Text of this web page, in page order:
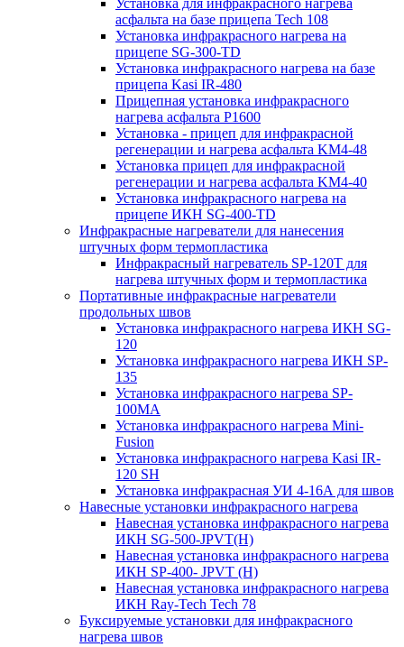
Установка для инфракрасного нагрева
асфальта на базе прицепа Tech 108
Установка инфракрасного нагрева на
прицепе SG-300-TD
Установка инфракрасного нагрева на базе
прицепа Kasi IR-480
Прицепная установка инфракрасного
нагрева асфальта P1600
Установка - прицеп для инфракрасной
регенерации и нагрева асфальта KM4-48
Установка прицеп для инфракрасной
регенерации и нагрева асфальта KM4-40
Установка инфракрасного нагрева на
прицепе ИКН SG-400-TD
Инфракрасные нагреватели для нанесения
штучных форм термопластика
Инфракрасный нагреватель SP-120T для
нагрева штучных форм и термопластика
Портативные инфракрасные нагреватели
продольных швов
Установка инфракрасного нагрева ИКН SG-
120
Установка инфракрасного нагрева ИКН SP-
135
Установка инфракрасного нагрева SP-
100МА
Установка инфракрасного нагрева Mini-
Fusion
Установка инфракрасного нагрева Kasi IR-
120 SH
Установка инфракрасная УИ 4-16А для швов
Навесные установки инфракрасного нагрева
Навесная установка инфракрасного нагрева
ИКН SG-500-JPVT(H)
Навесная установка инфракрасного нагрева
ИКН SP-400- JPVT (Н)
Навесная установка инфракрасного нагрева
ИКН Ray-Tech Tech 78
Буксируемые установки для инфракрасного
нагрева швов